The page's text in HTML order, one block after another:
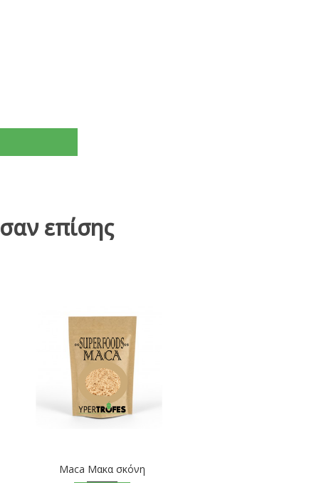
επίσης
Maca Μακα σκόνη